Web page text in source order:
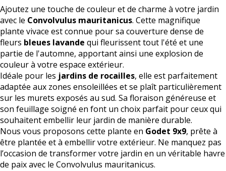
Ajoutez une touche de couleur et de charme à votre jardin
avec le Convolvulus mauritanicus. Cette magnifique
plante vivace est connue pour sa couverture dense de
fleurs bleues lavande qui fleurissent tout l'été et une
partie de l'automne, apportant ainsi une explosion de
couleur à votre espace extérieur.
Idéale pour les jardins de rocailles, elle est parfaitement
adaptée aux zones ensoleillées et se plaît particulièrement
sur les murets exposés au sud. Sa floraison généreuse et
son feuillage soigné en font un choix parfait pour ceux qui
souhaitent embellir leur jardin de manière durable.
Nous vous proposons cette plante en Godet 9x9, prête à
être plantée et à embellir votre extérieur. Ne manquez pas
l’occasion de transformer votre jardin en un véritable havre
de paix avec le Convolvulus mauritanicus.